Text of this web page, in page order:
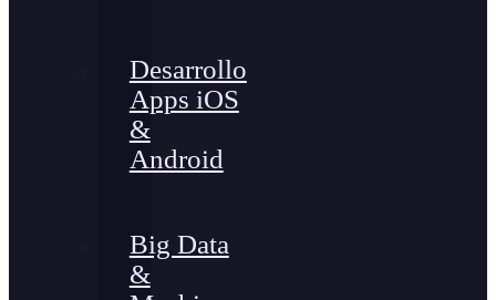
Desarrollo
Apps iOS
&
Android
Big Data
&